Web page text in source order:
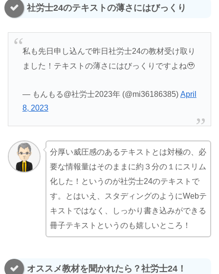
社労士24のテキストの薄さにはびっくり
私も先日申し込んで昨日社労士24の教材受け取り
ました！テキストの薄さにはびっくりですよね🥹
— もんもる@社労士2023年 (@mi36186385) April
8, 2023
分厚い威圧感のあるテキストとは対極の、必
要な情報量はそのままに約３分の１にスリム
化した！というのが社労士24のテキストで
す。とはいえ、スタディングのようにWebテ
キストではなく、しっかり書き込みができる
冊子テキストというのも嬉しいところ！
オススメ教材を聞かれたら？社労士24！